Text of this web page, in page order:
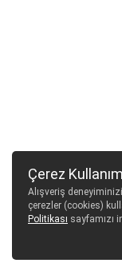
Çerez
Alışveriş
çerezler (cookies)
Politikası sayfamızı